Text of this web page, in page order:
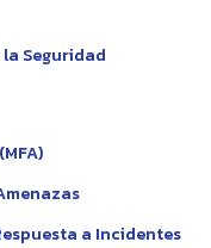
Seguridad
a Incidentes